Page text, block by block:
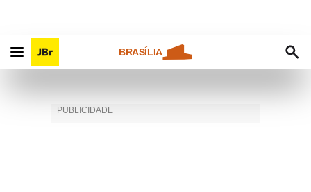
BRASÍLIA